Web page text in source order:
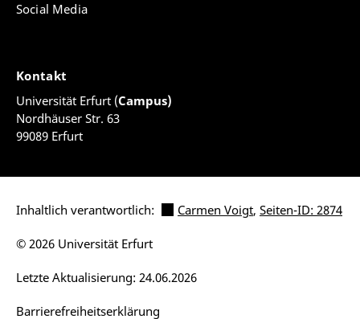
Social Media
Kontakt
Universität Erfurt (Campus)
Nordhäuser Str. 63
99089 Erfurt
Inhaltlich verantwortlich: Carmen Voigt, Seiten-ID: 2874
Barrierefreiheitserklärung
Letzte Aktualisierung: 24.06.2026
© 2026 Universität Erfurt